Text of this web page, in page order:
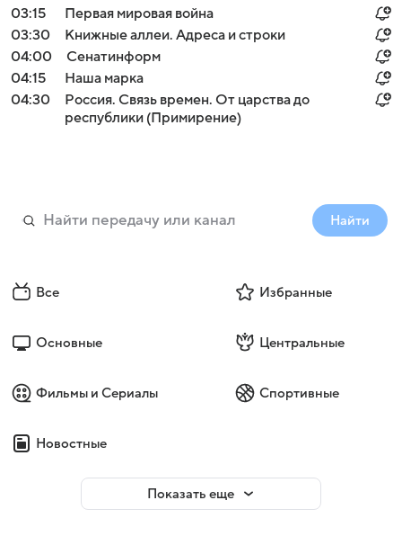
03:15
Первая мировая война
03:30
Книжные аллеи. Адреса и строки
04:00
Сенатинформ
04:15
Наша марка
04:30
Россия. Связь времен. От царства до
республики (Примирение)
Найти
Все Избранные
Основные Центральные
Фильмы и Сериалы Спортивные
Новостные
Показать еще